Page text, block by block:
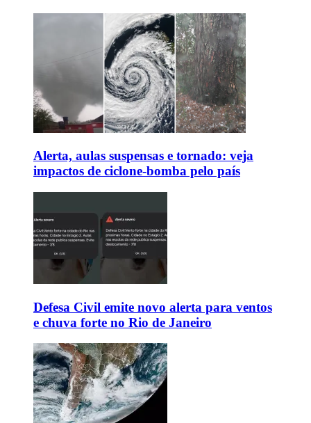
Alerta, aulas suspensas e tornado: veja
impactos de ciclone-bomba pelo país
Defesa Civil emite novo alerta para ventos
e chuva forte no Rio de Janeiro